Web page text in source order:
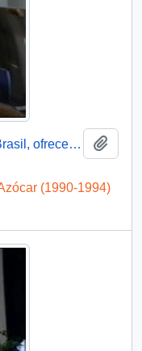
Presidente Aylwin sale en Gira a Brasil, ofrece entrevista : video
(1990-1994)